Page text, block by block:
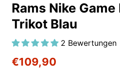
Rams Nike
Trikot Blau
2 Bewertungen
€109,90